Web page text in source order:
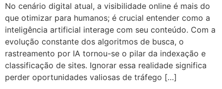
No cenário digital atual, a visibilidade online é mais do
que otimizar para humanos; é crucial entender como a
inteligência artificial interage com seu conteúdo. Com a
evolução constante dos algoritmos de busca, o
rastreamento por IA tornou-se o pilar da indexação e
classificação de sites. Ignorar essa realidade significa
perder oportunidades valiosas de tráfego […]